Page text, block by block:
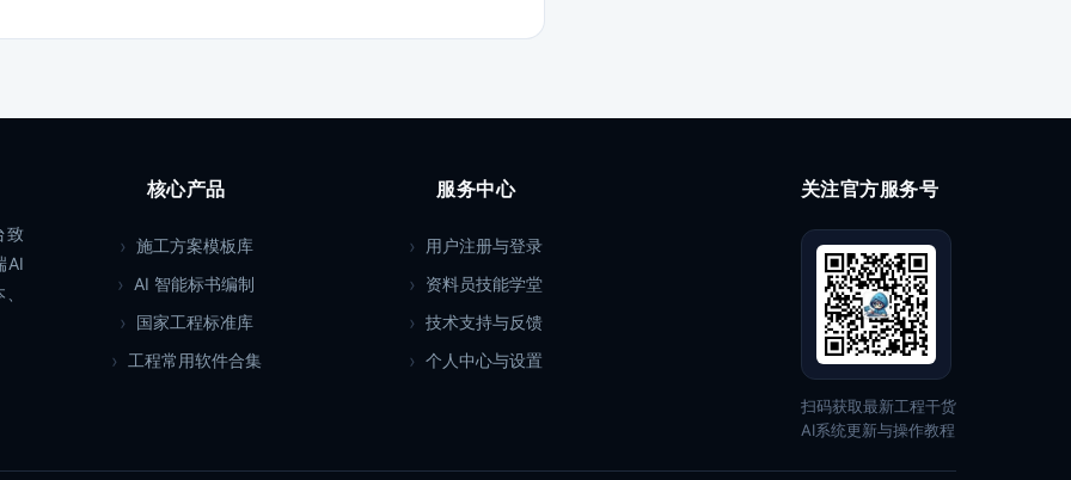
致
AI
核心产品
施工方案模板库
AI 智能标书编制
国家工程标准库
工程常用软件合集
服务中心
用户注册与登录
资料员技能学堂
技术支持与反馈
个人中心与设置
关注官方服务号
扫码获取最新工程干货
AI系统更新与操作教程